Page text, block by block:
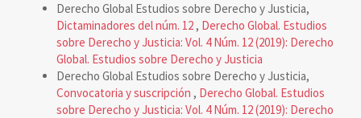
Derecho Global Estudios sobre Derecho y Justicia,
Dictaminadores del núm. 12 , Derecho Global. Estudios
sobre Derecho y Justicia: Vol. 4 Núm. 12 (2019): Derecho
Global. Estudios sobre Derecho y Justicia
Derecho Global Estudios sobre Derecho y Justicia,
Convocatoria y suscripción , Derecho Global. Estudios
sobre Derecho y Justicia: Vol. 4 Núm. 12 (2019): Derecho